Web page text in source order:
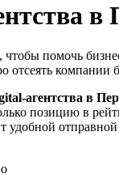
в
чтобы помочь
отсеять компании
агентства в
позицию в
отправной